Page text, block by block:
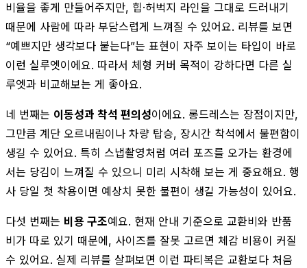
비율을 좋게 만들어주지만, 힙·허벅지 라인을 그대로 드러내기
때문에 사람에 따라 부담스럽게 느껴질 수 있어요. 리뷰를 보면
“예쁘지만 생각보다 붙는다”는 표현이 자주 보이는 타입이 바로
이런 실루엣이에요. 따라서 체형 커버 목적이 강하다면 다른 실
루엣과 비교해보는 게 좋아요.
네 번째는 이동성과 착석 편의성이에요. 롱드레스는 장점이지만,
그만큼 계단 오르내림이나 차량 탑승, 장시간 착석에서 불편함이
생길 수 있어요. 특히 스냅촬영처럼 여러 포즈를 오가는 환경에
서는 당김이 느껴질 수 있으니 미리 시착해 보는 게 중요해요. 행
사 당일 첫 착용이면 예상치 못한 불편이 생길 가능성이 있어요.
다섯 번째는 비용 구조예요. 현재 안내 기준으로 교환비와 반품
비가 따로 있기 때문에, 사이즈를 잘못 고르면 체감 비용이 커질
수 있어요. 실제 리뷰를 살펴보면 이런 파티복은 교환보다 처음